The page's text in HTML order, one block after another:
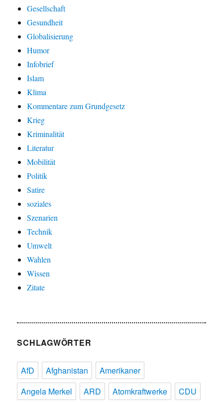
Gesellschaft
Gesundheit
Globalisierung
Humor
Infobrief
Islam
Klima
Kommentare zum Grundgesetz
Krieg
Kriminalität
Literatur
Mobilität
Politik
Satire
soziales
Szenarien
Technik
Umwelt
Wahlen
Wissen
Zitate
SCHLAGWÖRTER
AfD Afghanistan
Amerikaner
Angela Merkel
ARD Atomkraftwerke
CDU